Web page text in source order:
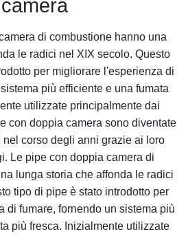
camera
di combustione hanno una
le radici nel XIX secolo. Questo
per migliorare l'esperienza di
più efficiente e una fumata
utilizzate principalmente dai
con doppia camera sono diventate
corso degli anni grazie ai loro
Le pipe con doppia camera di
lunga storia che affonda le radici
tipo di pipe è stato introdotto per
di fumare, fornendo un sistema più
più fresca. Inizialmente utilizzate